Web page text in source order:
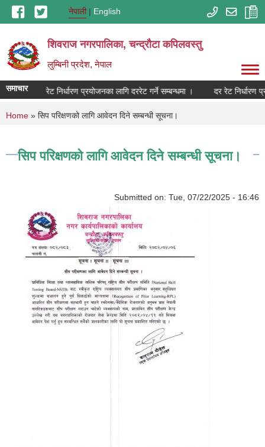
Skip to main contentनेपाली English
शिवराज नगरपालिका, चन्द्राैटा कपिलवस्तु
लुम्बिनी प्रदेश, नेपाल
समाचार दर रेट निर्धारण प्रयोजनका लागि दररेट गर्ने सम्बन्धमा । दर रेट निर्धारण
You are here
Home » सिप परिक्षणको लागि आवेदन दिने सम्बन्धी सूचना।
सिप परिक्षणको लागि आवेदन दिने सम्बन्धी सूचना।
Submitted on: Tue, 07/22/2025 - 16:46